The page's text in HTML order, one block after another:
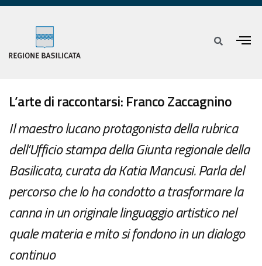
L’arte di raccontarsi: Franco Zaccagnino
Il maestro lucano protagonista della rubrica
dell’Ufficio stampa della Giunta regionale della
Basilicata, curata da Katia Mancusi. Parla del
percorso che lo ha condotto a trasformare la
canna in un originale linguaggio artistico nel
quale materia e mito si fondono in un dialogo
continuo